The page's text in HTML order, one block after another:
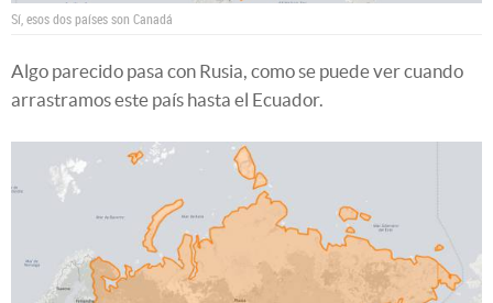
Sí, esos dos países son Canadá
Algo parecido pasa con Rusia, como se puede ver cuando
arrastramos este país hasta el Ecuador.